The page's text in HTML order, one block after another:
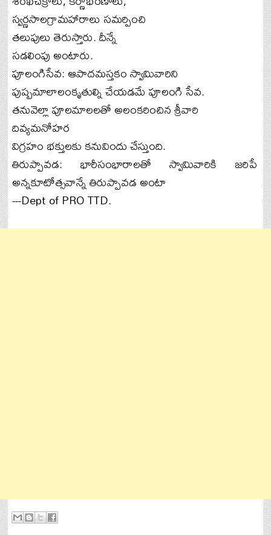
స్వర్ణసాలగ్రామహారాలు సమర్పించి
తలుపులు తెరుస్తారు. దీన్నే
సడలింపు అంటారు.
పూలంగిసేవ: ఆపాదమస్తకం స్వామివారిని
పుష్పమాలాలంకృతుల్ని చేయడమే పూలంగి సేవ.
తనువెల్లా పూలమాలలతో అలంకరించిన శ్రీవారి
దివ్యమనోహర
విగ్రహం భక్తులకు కనువిందు చేస్తుంది.
తిరుప్పావడ: భారీసంభారాలతో స్వామివారికి జరిపే
అన్నకూటోత్సవాన్నే తిరుప్పావడ అంటా
---Dept of PRO TTD.